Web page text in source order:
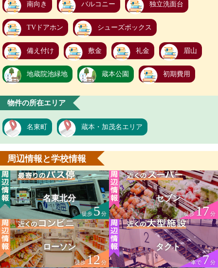
南向き バルコニー 独立洗面台
TVドアホン シューズボックス
備え付け 敷金 礼金 眉山
地蔵院池緑地 蔵本公園 初期費用
物件の所在エリア
名東町 蔵本・加茂名エリア
周辺情報と学校情報
名東北分
徒歩5分
セブン
徒歩17分
ローソン
徒歩12分
タクト
車で7分